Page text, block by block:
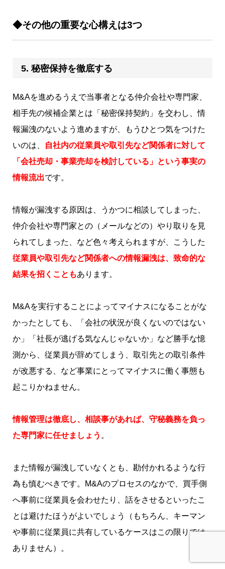
◆その他の重要な心構えは3つ
5. 秘密保持を徹底する
M&Aを進めるうえで当事者となる仲介会社や専門家、
相手先の候補企業とは「秘密保持契約」を交わし、情
報漏洩のないよう進めますが、もうひとつ気をつけた
いのは、
自社内の従業員や取引先など関係者に対して
「会社売却・事業売却を検討している」という事実の
情報流出です。
情報が漏洩する原因は、うかつに相談してしまった、
仲介会社や専門家との（メールなどの）やり取りを見
られてしまった、など色々考えられますが、こうした
従業員や取引先など関係者への情報漏洩は、致命的な
結果を招くこともあります。
M&Aを実行することによってマイナスになることがな
かったとしても、「会社の状況が良くないのではない
か」「社長が逃げる気なんじゃないか」など勝手な憶
測から、従業員が辞めてしまう、取引先との取引条件
が改悪する、など事業にとってマイナスに働く事態も
起こりかねません。
情報管理は徹底し、相談事があれば、守秘義務を負っ
た専門家に任せましょう 。
また情報が漏洩していなくとも、勘付かれるような行
為も慎むべきです。M&Aのプロセスのなかで、買手側
へ事前に従業員を会わせたり、話をさせるといったこ
とは避けたほうがよいでしょう（もちろん、キーマン
や事前に従業員に共有しているケースはこの限りでは
ありません）。